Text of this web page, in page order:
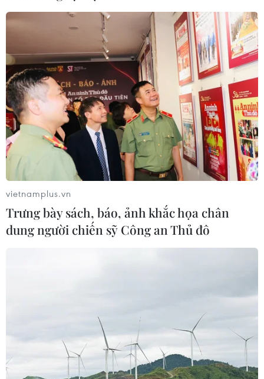
vietnamplus.vn
Trưng bày sách, báo, ảnh khắc họa chân
dung người chiến sỹ Công an Thủ đô